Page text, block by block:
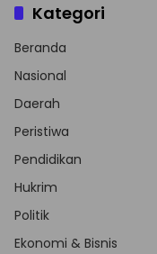
Kategori
Beranda
Nasional
Daerah
Peristiwa
Pendidikan
Hukrim
Politik
Ekonomi & Bisnis